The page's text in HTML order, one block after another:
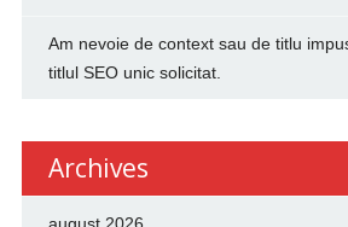
Am nevoie de context sau de titlu
titlul SEO unic solicitat.
Archives
august 2026